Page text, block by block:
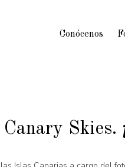
Conócenos
Skies.